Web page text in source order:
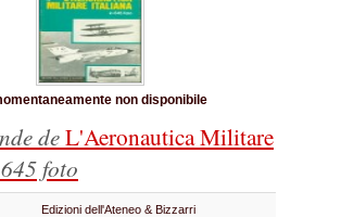
non disponibile
deL'Aeronautica Militare
foto
Edizioni dell'Ateneo & Bizzarri